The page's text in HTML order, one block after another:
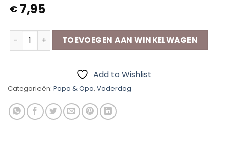
€ 7,95
Kruidenpotjes - (Bonus) Papa/Opa aantal
TOEVOEGEN AAN WINKELWAGEN
Add to Wishlist
Categorieën: Papa & Opa, Vaderdag